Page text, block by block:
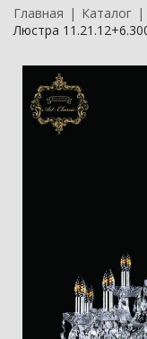
Главная Каталог
Люстра